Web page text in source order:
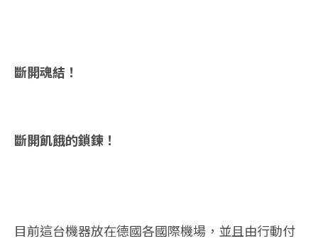
斷開魂結！
斷開飢餓的鎖鍊！
目前這台機器放在德國各國際機場，並且由行動付